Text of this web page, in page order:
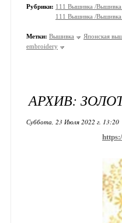
Рубрики: 111 Вышивка /Вышивка
111 Вышивка /
Метки: Вышивка Японская
embroidery
АРХИВ:
Суббота, 23 Июля 2022 г. 13:20